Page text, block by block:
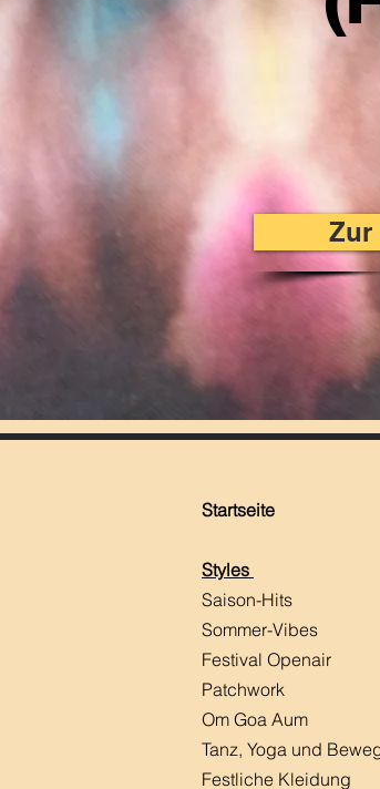
Zur
Startseite
Styles
Saison-Hits
​Sommer-Vibes
Festival Openair
Patchwork
Om Goa Aum
Tanz, Yoga und
Festliche Kleidung